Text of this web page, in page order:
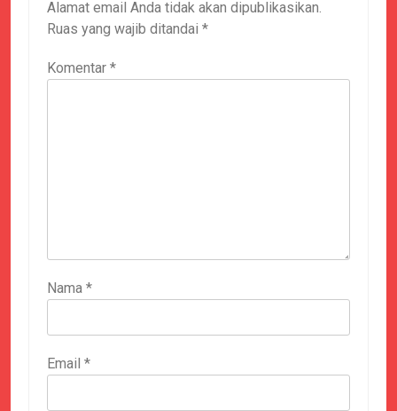
Alamat email Anda tidak akan dipublikasikan.
Ruas yang wajib ditandai *
Komentar *
Nama *
Email *